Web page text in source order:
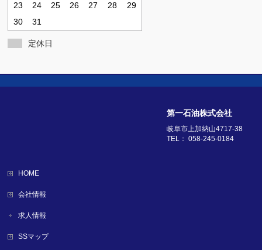
23
24 25 26 27 28
29
30
31
定休日
第一石油株式会社
岐阜市上加納山4717-38
TEL： 058-245-0184
HOME
会社情報
求人情報
SSマップ